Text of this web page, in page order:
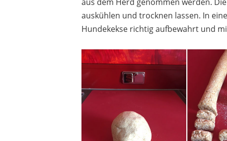
aus dem Herd genommen werden.
auskühlen und trocknen lassen. In
Hundekekse richtig aufbewahrt und